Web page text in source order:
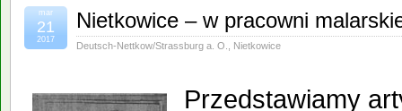
Nietkowice – w pracowni
Deutsch-Nettkow/Strassburg a. O. Nietkowice
mar
21
2017
Przedstawiamy